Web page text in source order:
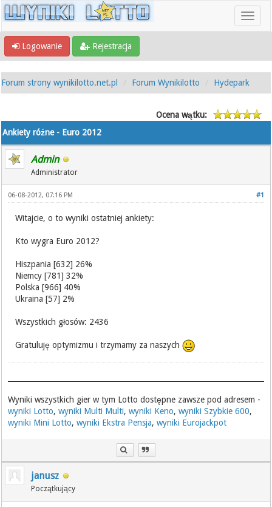
Logowanie Rejestracja
Forum strony wynikilotto.net.pl Forum Wynikilotto Hydepark
Ocena wątku:
Ankiety różne - Euro 2012
Admin
Administrator
#1
06-08-2012, 07:16 PM
Witajcie, o to wyniki ostatniej ankiety:
Kto wygra Euro 2012?
Hiszpania [632] 26%
Niemcy [781] 32%
Polska [966] 40%
Ukraina [57] 2%
Wszystkich głosów: 2436
Gratuluję optymizmu i trzymamy za naszych
Wyniki wszystkich gier w tym Lotto dostępne zawsze pod adresem -
wyniki Lotto,wyniki Multi Multi,wyniki Keno,wyniki Szybkie 600,
wyniki Mini Lotto,wyniki Ekstra Pensja,wyniki Eurojackpot
janusz
Początkujący